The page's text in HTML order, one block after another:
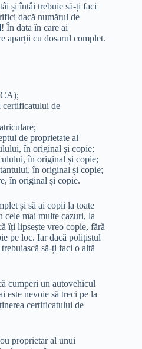
și întâi trebuie să-ți faci
dacă numărul de
! În data în care ai
aparții cu dosarul complet.
de
de proprietate al
în original și copie;
în original și copie;
în original și copie;
în original și copie.
și să ai copii la toate
cele mai multe cazuri, la
îți lipsește vreo copie, fără
pe loc. Iar dacă polițistul
să-ți faci o altă
cumperi un autovehicul
este nevoie să treci pe la
certificatului de
proprietar al unui